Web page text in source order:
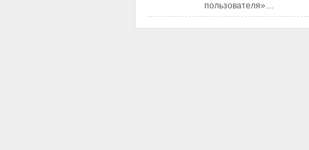
пользователя»…